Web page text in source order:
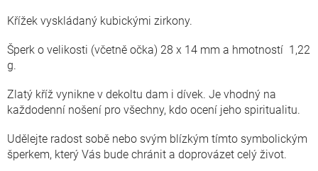
Křížek vyskládaný kubickými zirkony.
Šperk o velikosti (včetně očka) 28 x 14 mm a hmotností 1,22
g.
Zlatý kříž vynikne v dekoltu dam i dívek. Je vhodný na
každodenní nošení pro všechny, kdo ocení jeho spiritualitu.
Udělejte radost sobě nebo svým blízkým tímto symbolickým
šperkem, který Vás bude chránit a doprovázet celý život.